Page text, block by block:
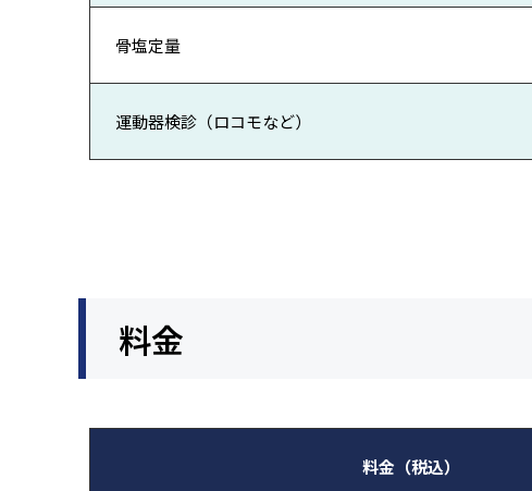
骨塩定量
運動器検診（ロコモなど）
料金
料金（税込）